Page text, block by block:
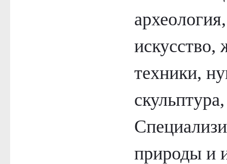
искусство,
техники,
природы и